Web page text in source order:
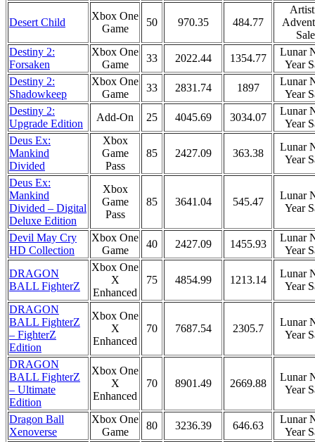
Desert Child
Xbox One
Game
50 970.35 484.77
Sale
Destiny 2:
Forsaken
Xbox One
Game
33 2022.44 1354.77
Lunar
Year
Destiny 2:
Shadowkeep
Xbox One
Game
33 2831.74 1897
Lunar
Year
Destiny 2:
Upgrade Edition
Add-On 25 4045.69 3034.07
Lunar
Year
Deus Ex:
Mankind
Divided
Xbox
Game
Pass
85 2427.09 363.38
Lunar
Year
Deus Ex:
Mankind
Divided – Digital
Deluxe Edition
Xbox
Game
Pass
85 3641.04 545.47
Lunar
Year
Devil May Cry
HD Collection
Xbox One
Game
40 2427.09 1455.93
Lunar
Year
DRAGON
BALL FighterZ
Xbox One
X
Enhanced
75 4854.99 1213.14
Lunar
Year
DRAGON
BALL FighterZ
– FighterZ
Edition
Xbox One
X
Enhanced
70 7687.54 2305.7
Lunar
Year
DRAGON
BALL FighterZ
– Ultimate
Edition
Xbox One
X
Enhanced
70 8901.49 2669.88
Lunar
Year
Dragon Ball
Xenoverse
Xbox One
Game
80 3236.39 646.63
Lunar
Year